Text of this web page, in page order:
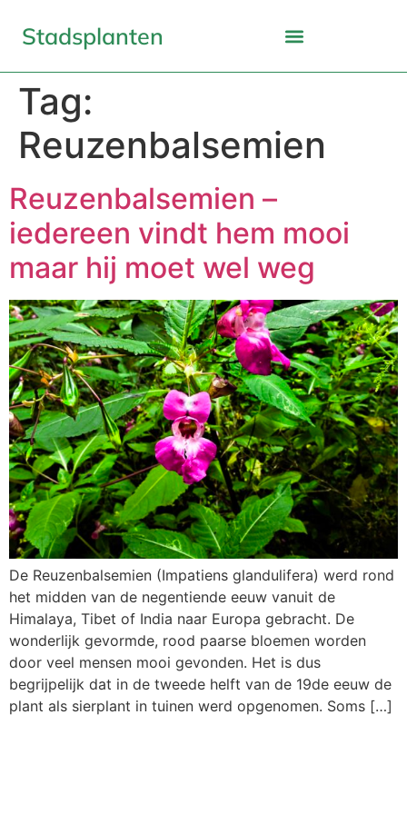
Stadsplanten
Tag:
Reuzenbalsemien
Reuzenbalsemien –
iedereen vindt hem mooi
maar hij moet wel weg
De Reuzenbalsemien (Impatiens glandulifera) werd rond
het midden van de negentiende eeuw vanuit de
Himalaya, Tibet of India naar Europa gebracht. De
wonderlijk gevormde, rood paarse bloemen worden
door veel mensen mooi gevonden. Het is dus
begrijpelijk dat in de tweede helft van de 19de eeuw de
plant als sierplant in tuinen werd opgenomen. Soms […]